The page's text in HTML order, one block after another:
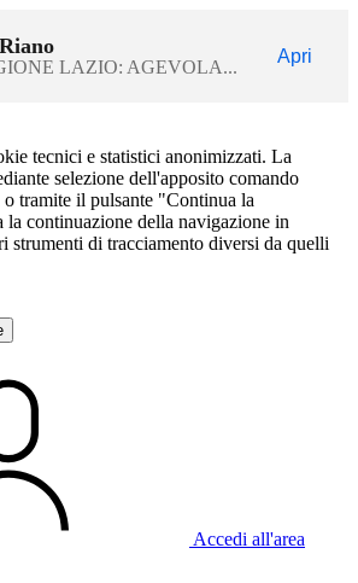
LAZIO: AGEVOLA...
Apri
tecnici e statistici anonimizzati. La
selezione dell'apposito comando
tramite il pulsante "Continua la
continuazione della navigazione in
strumenti di tracciamento diversi da quelli
Accedi all'area